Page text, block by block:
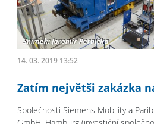
14. 03. 2019 13:52
Zatím největši zakázka
Společnosti Siemens Mobility a